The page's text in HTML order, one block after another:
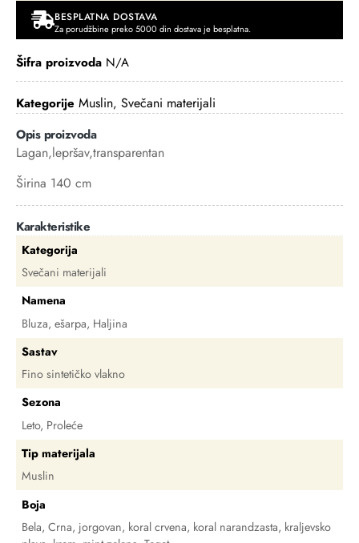
BESPLATNA DOSTAVA
Za porudžbine preko 5000 din dostava je besplatna.
Šifra proizvoda N/A
Kategorije Muslin, Svečani materijali
Opis proizvoda
Lagan,lepršav,transparentan
Širina 140 cm
Karakteristike
Kategorija
Svečani materijali
Namena
Bluza, ešarpa, Haljina
Sastav
Fino sintetičko vlakno
Sezona
Leto, Proleće
Tip materijala
Muslin
Boja
Bela,Crna, jorgovan, koral crvena, koral narandzasta, kraljevsko